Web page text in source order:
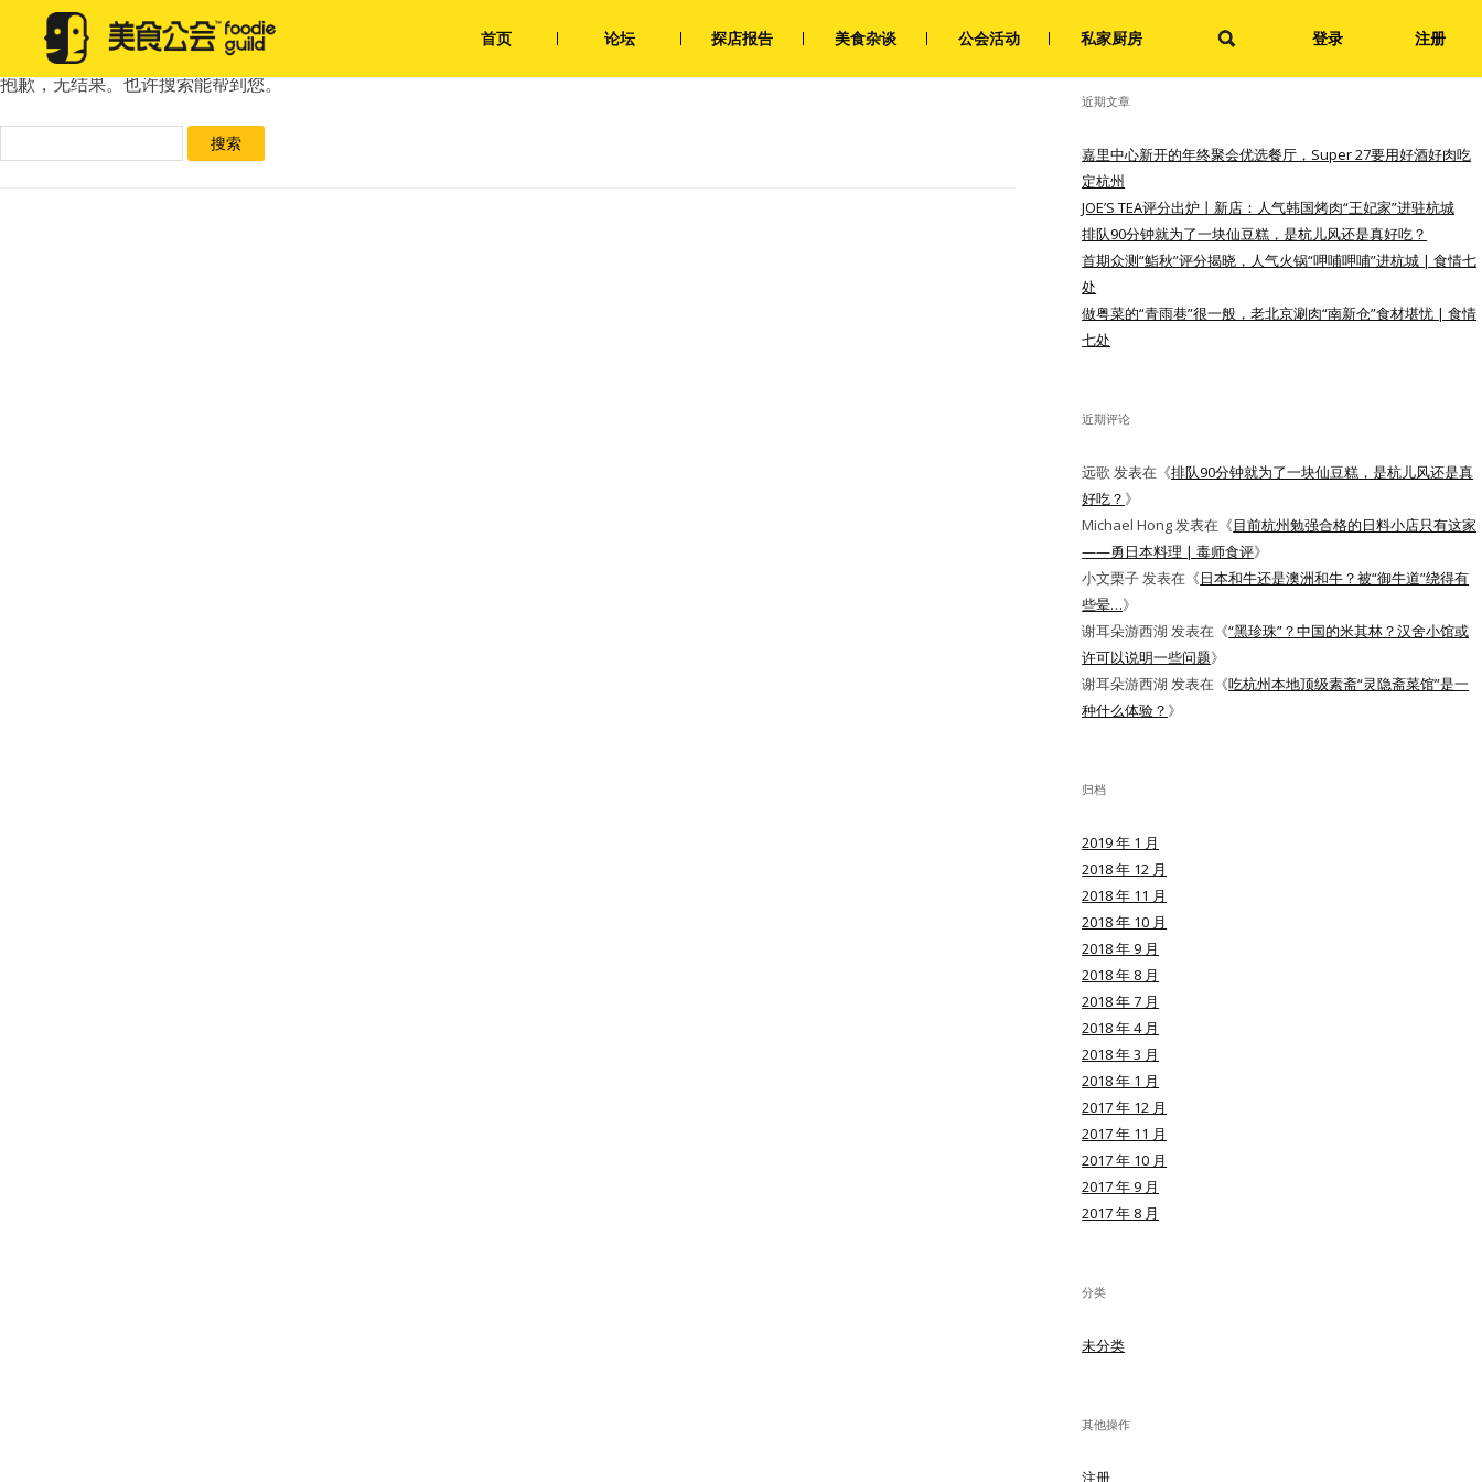
登录 注册
首页 论坛 探店报告 美食杂谈 公会活动 私家厨房
未找到
抱歉，无结果。也许搜索能帮到您。
索：
索：
近期文章
嘉里中心新开的年终聚会优选餐厅，Super 27要用好酒好肉吃
定杭州
JOE’S TEA评分出炉丨新店：人气韩国烤肉“王妃家”进驻杭城
排队90分钟就为了一块仙豆糕，是杭儿风还是真好吃？
首期众测“鮨秋”评分揭晓，人气火锅“呷哺呷哺”进杭城 | 食情七
处
做粤菜的“青雨巷”很一般，老北京涮肉“南新仓”食材堪忧 | 食情
七处
近期评论
远歌 发表在《排队90分钟就为了一块仙豆糕，是杭儿风还是真
好吃？ 》
Michael Hong发表在《目前杭州勉强合格的日料小店只有这家
——勇日本料理 | 毒师食评》
小文栗子发表在《日本和牛还是澳洲和牛？被“御牛道”绕得有
些晕…》
谢耳朵游西湖 发表在《“黑珍珠”？中国的米其林？汉舍小馆或
许可以说明一些问题》
谢耳朵游西湖 发表在《吃杭州本地顶级素斋“灵隐斋菜馆”是一
种什么体验？ 》
归档
2019 年 1 月
2018 年 12 月
2018 年 11 月
2018 年 10 月
2018 年 9 月
2018 年 8 月
2018 年 7 月
2018 年 4 月
2018 年 3 月
2018 年 1 月
2017 年 12 月
2017 年 11 月
2017 年 10 月
2017 年 9 月
2017 年 8 月
分类
未分类
其他操作
注册